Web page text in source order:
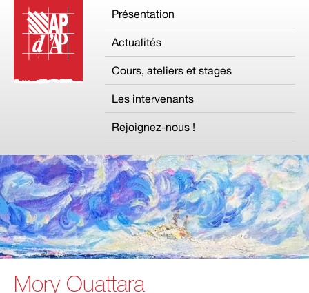
Présentation
Actualités
Cours, ateliers et stages
Les intervenants
Rejoignez-nous !
Mory Ouattara